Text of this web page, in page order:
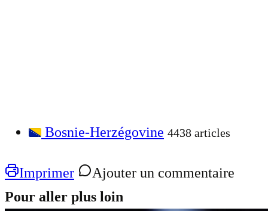
Bosnie-Herzégovine 4438 articles
Imprimer
Ajouter un commentaire
Pour aller plus loin